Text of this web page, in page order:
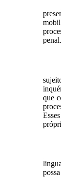
penal.
que